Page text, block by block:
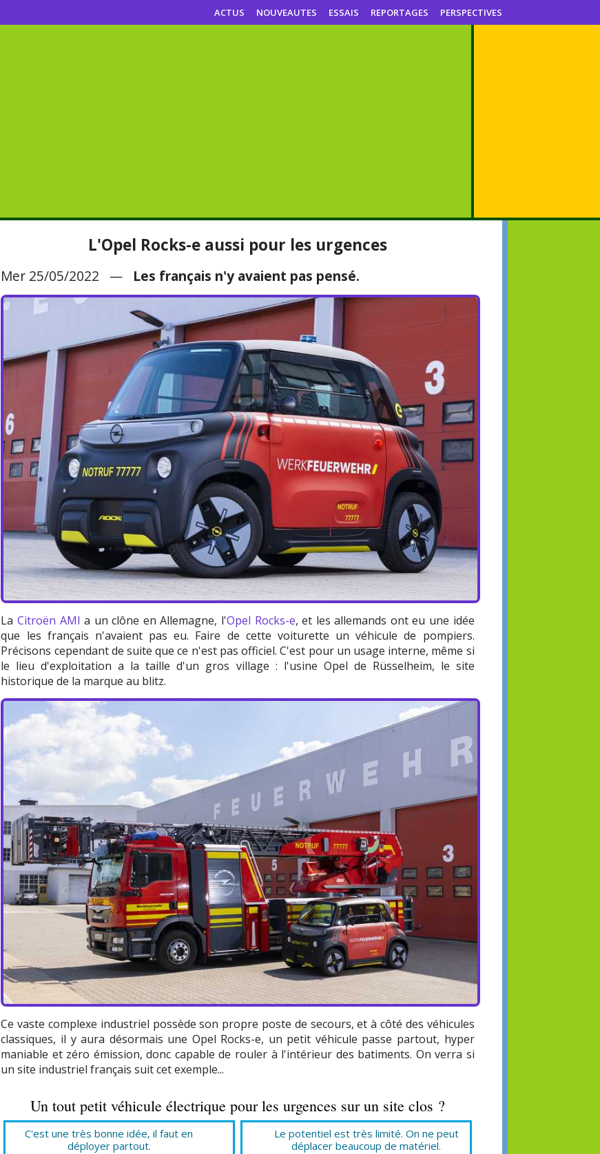
ACTUS NOUVEAUTES ESSAIS REPORTAGES PERSPECTIVES
L'Opel Rocks-e aussi pour les urgences
Mer 25/05/2022 — Les français n'y avaient pas pensé.
La Citroën AMI a un clône en Allemagne, l'Opel Rocks-e, et les allemands ont eu une idée
que les français n'avaient pas eu. Faire de cette voiturette un véhicule de pompiers.
Précisons cependant de suite que ce n'est pas officiel. C'est pour un usage interne, même si
le lieu d'exploitation a la taille d'un gros village : l'usine Opel de Rüsselheim, le site
historique de la marque au blitz.
Ce vaste complexe industriel possède son propre poste de secours, et à côté des véhicules
classiques, il y aura désormais une Opel Rocks-e, un petit véhicule passe partout, hyper
maniable et zéro émission, donc capable de rouler à l'intérieur des batiments. On verra si
un site industriel français suit cet exemple...
Un tout petit véhicule électrique pour les urgences sur un site clos ?
C'est une très bonne idée, il faut en
déployer partout.
Le potentiel est très limité. On ne peut
déplacer beaucoup de matériel.